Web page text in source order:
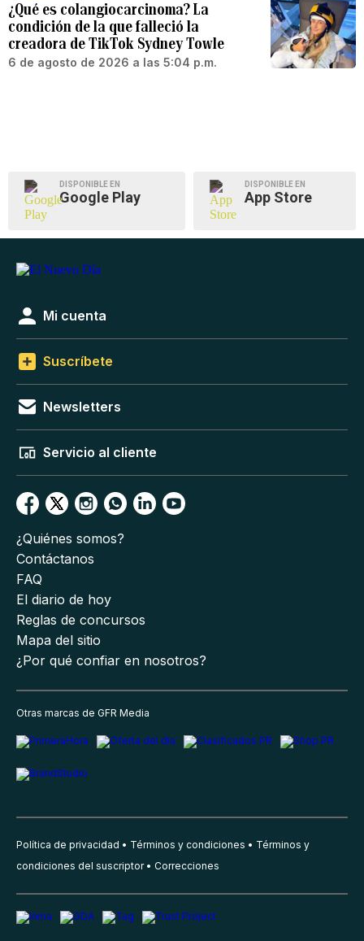
¿Qué es colangiocarcinoma? La
condición de la que falleció la
creadora de TikTok Sydney Towle
6 de agosto de 2026 a las 5:04 p.m.
DISPONIBLE EN
Google Play
DISPONIBLE EN
App Store
Mi cuenta
Suscríbete
Newsletters
Servicio al cliente
¿Quiénes somos?
Contáctanos
FAQ
El diario de hoy
Reglas de concursos
Mapa del sitio
¿Por qué confiar en nosotros?
Otras marcas de GFR Media
Política de privacidad Términos y condiciones
Términos y
condiciones del suscriptor
Correcciones